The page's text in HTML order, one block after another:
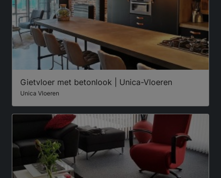
Gietvloer met betonlook | Unica-Vloeren
Unica Vloeren